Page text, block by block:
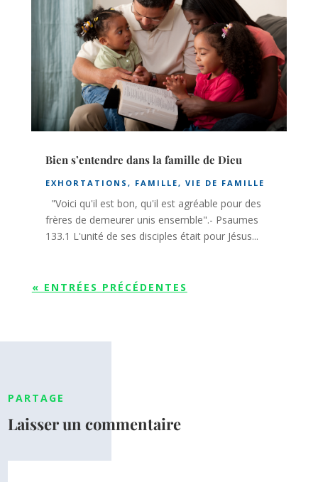
Bien s’entendre dans la famille de Dieu
EXHORTATIONS , FAMILLE, VIE DE FAMILLE
"Voici qu'il est bon, qu'il est agréable pour des
frères de demeurer unis ensemble".- Psaumes
133.1 L'unité de ses disciples était pour Jésus...
« ENTRÉES PRÉCÉDENTES
PARTAGE
Laisser un commentaire